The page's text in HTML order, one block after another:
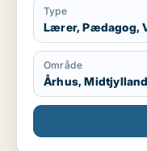
omkring at skabe
personale. Også
det godt med.
Type
Lærer, Pædagog,
Område
Århus, Midtjylland